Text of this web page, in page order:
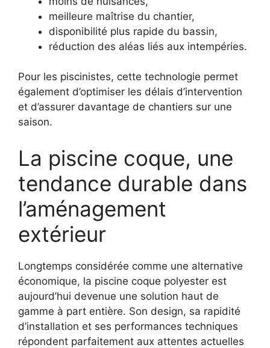
meilleure maîtrise du chantier,
disponibilité plus rapide du bassin,
réduction des aléas liés aux intempéries.
Pour les piscinistes, cette technologie permet
également d’optimiser les délais d’intervention
et d’assurer davantage de chantiers sur une
saison.
La piscine coque, une
tendance durable dans
l’aménagement
extérieur
Longtemps considérée comme une alternative
économique, la piscine coque polyester est
aujourd’hui devenue une solution haut de
gamme à part entière. Son design, sa rapidité
d’installation et ses performances techniques
répondent parfaitement aux attentes actuelles